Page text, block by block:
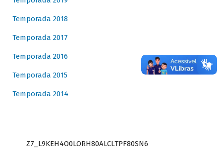
Temporada 2018
Temporada 2017
Temporada 2016
Temporada 2015
Temporada 2014
Z7_L9KEH4O0LORH80ALCLTPF80SN6